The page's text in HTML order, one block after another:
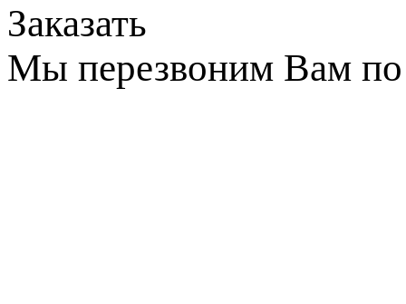
Заказать
Мы перезвоним Вам по